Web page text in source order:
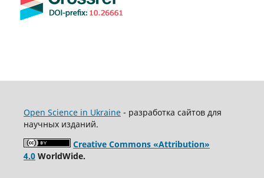
Open Science in Ukraine- разработка сайтов для
научных изданий.
Creative Commons «Attribution»
4.0WorldWide.